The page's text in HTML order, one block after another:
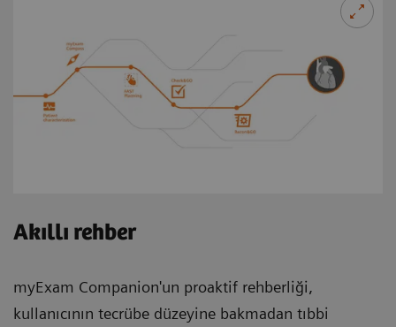
Akıllı rehber
myExam Companion'un proaktif rehberliği,
kullanıcının tecrübe düzeyine bakmadan tıbbi